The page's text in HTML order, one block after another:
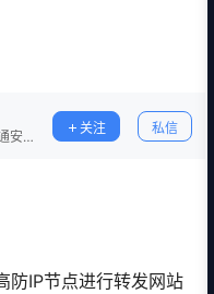
关注 私信
防IP节点进行转发网站